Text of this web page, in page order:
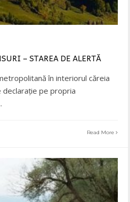
– STAREA DE ALERTĂ
în interiorul căreia
declarație pe propria
Read More